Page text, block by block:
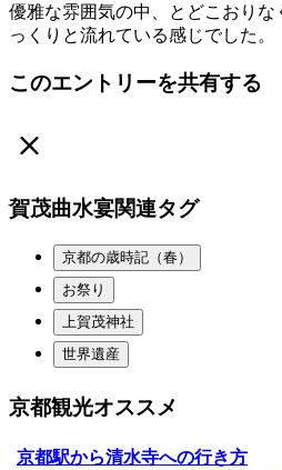
優雅な雰囲気の中、とどこおり
っくりと流れている感じでした。
このエントリーを共有する
賀茂曲水宴関連タグ
京都の歳時記（春）
お祭り
上賀茂神社
世界遺産
京都観光オススメ
京都駅から清水寺への行き方